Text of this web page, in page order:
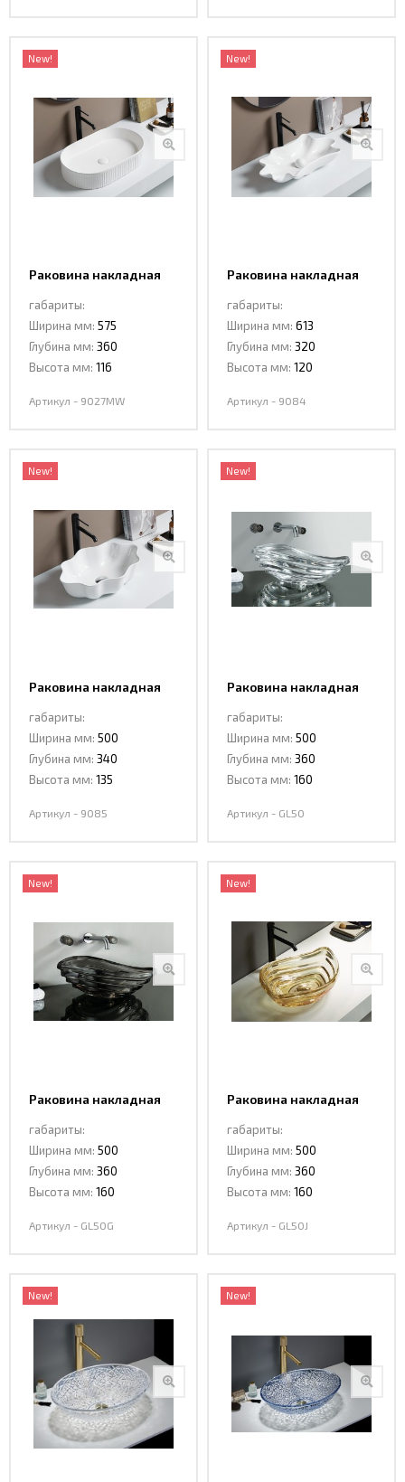
New!
Раковина накладная
габариты:
Ширина мм: 575
Глубина мм: 360
Высота мм: 116
Артикул - 9027MW
New!
Раковина накладная
габариты:
Ширина мм: 613
Глубина мм: 320
Высота мм: 120
Артикул - 9084
New!
Раковина накладная
габариты:
Ширина мм: 500
Глубина мм: 340
Высота мм: 135
Артикул - 9085
New!
Раковина накладная
габариты:
Ширина мм: 500
Глубина мм: 360
Высота мм: 160
Артикул - GL50
New!
Раковина накладная
габариты:
Ширина мм: 500
Глубина мм: 360
Высота мм: 160
Артикул - GL50G
New!
Раковина накладная
габариты:
Ширина мм: 500
Глубина мм: 360
Высота мм: 160
Артикул - GL50J
New! New!